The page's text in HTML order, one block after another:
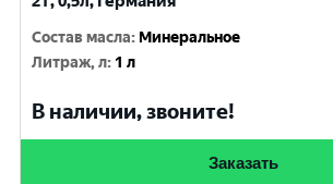
Состав масла: Минеральное
Литраж, л: 1 л
В наличии, звоните!
Заказать